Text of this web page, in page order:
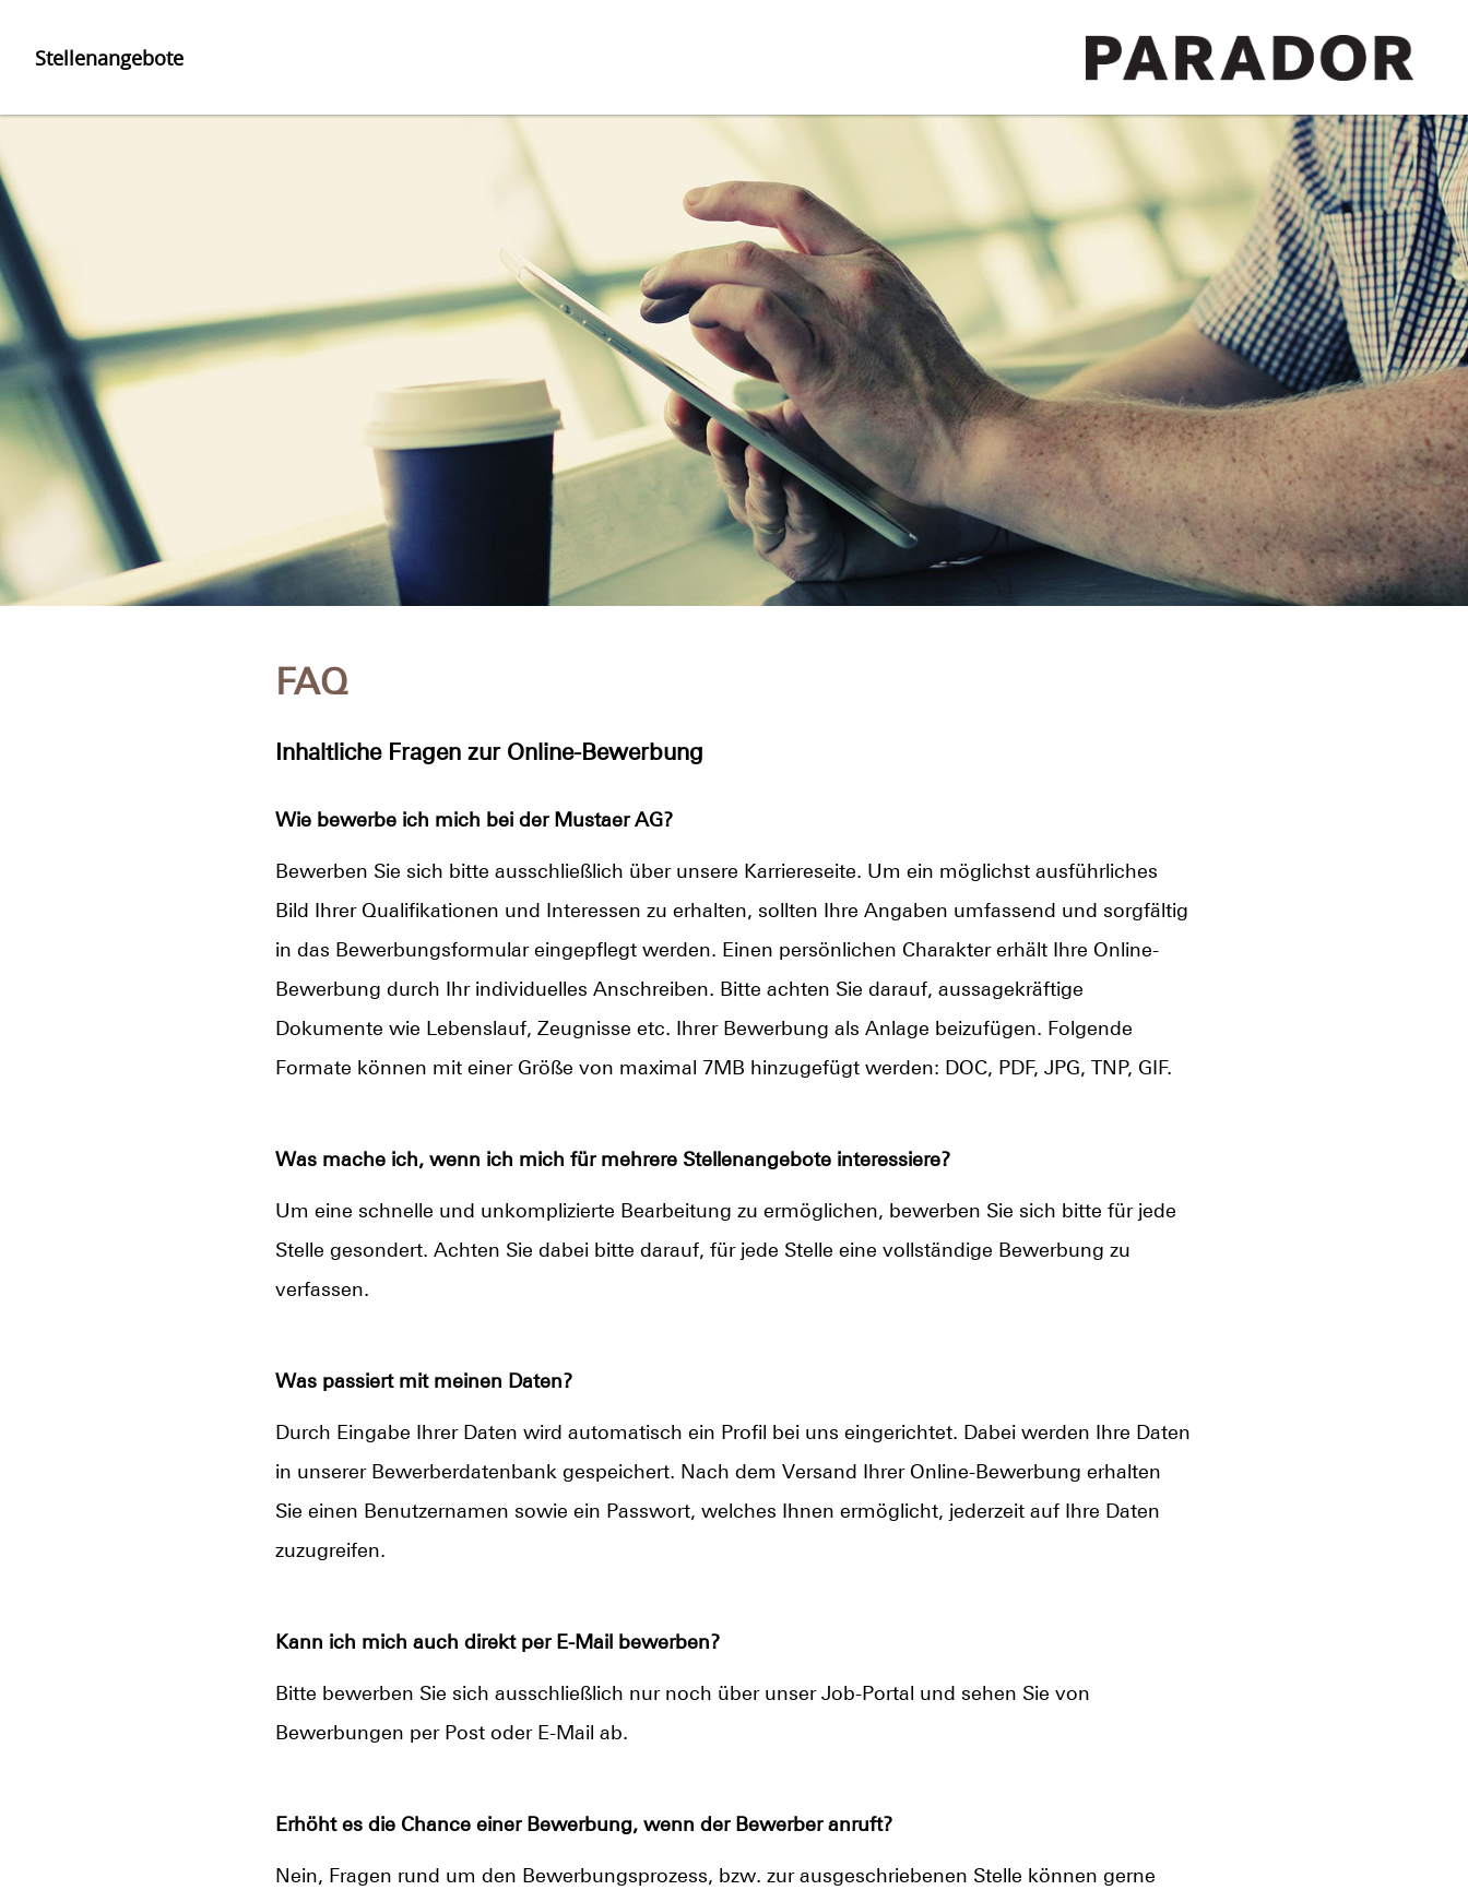
Stellenangebote
FAQ
Inhaltliche Fragen zur Online-Bewerbung
Wie bewerbe ich mich bei der Mustaer AG?
Bewerben Sie sich bitte ausschließlich über unsere Karriereseite. Um ein möglichst ausführliches
Bild Ihrer Qualifikationen und Interessen zu erhalten, sollten Ihre Angaben umfassend und sorgfältig
in das Bewerbungsformular eingepflegt werden. Einen persönlichen Charakter erhält Ihre Online-
Bewerbung durch Ihr individuelles Anschreiben. Bitte achten Sie darauf, aussagekräftige
Dokumente wie Lebenslauf, Zeugnisse etc. Ihrer Bewerbung als Anlage beizufügen. Folgende
Formate können mit einer Größe von maximal 7MB hinzugefügt werden: DOC, PDF, JPG, TNP, GIF.
Was mache ich, wenn ich mich für mehrere Stellenangebote interessiere?
Um eine schnelle und unkomplizierte Bearbeitung zu ermöglichen, bewerben Sie sich bitte für jede
Stelle gesondert. Achten Sie dabei bitte darauf, für jede Stelle eine vollständige Bewerbung zu
verfassen.
Was passiert mit meinen Daten?
Durch Eingabe Ihrer Daten wird automatisch ein Profil bei uns eingerichtet. Dabei werden Ihre Daten
in unserer Bewerberdatenbank gespeichert. Nach dem Versand Ihrer Online-Bewerbung erhalten
Sie einen Benutzernamen sowie ein Passwort, welches Ihnen ermöglicht, jederzeit auf Ihre Daten
zuzugreifen.
Kann ich mich auch direkt per E-Mail bewerben?
Bitte bewerben Sie sich ausschließlich nur noch über unser Job-Portal und sehen Sie von
Bewerbungen per Post oder E-Mail ab.
Erhöht es die Chance einer Bewerbung, wenn der Bewerber anruft?
Nein, Fragen rund um den Bewerbungsprozess, bzw. zur ausgeschriebenen Stelle können gerne